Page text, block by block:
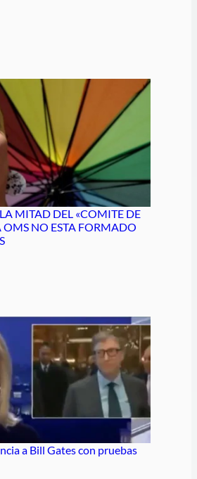
MITAD DEL «COMITE DE
OMS NO ESTA FORMADO
a Bill Gates con pruebas